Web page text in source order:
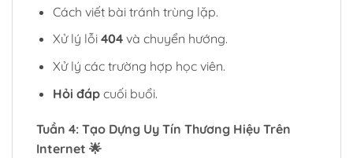
Cách viết bài tránh trùng lặp.
Xử lý lỗi 404và chuyển hướng.
Xử lý các trường hợp học viên.
Hỏi đápcuối buổi.
Tuần 4: Tạo Dựng Uy Tín Thương Hiệu Trên
Internet 🌟